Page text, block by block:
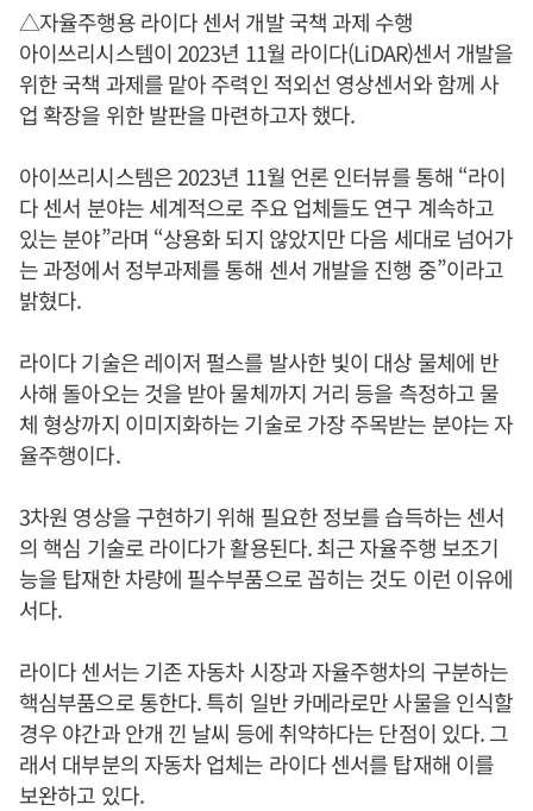
△자율주행용 라이다 센서 개발 국책 과제 수행
아이쓰리시스템이 2023년 11월 라이다(LiDAR)센서 개발을
위한 국책 과제를 맡아 주력인 적외선 영상센서와 함께 사
업 확장을 위한 발판을 마련하고자 했다.
아이쓰리시스템은 2023년 11월 언론 인터뷰를 통해 “라이
다 센서 분야는 세계적으로 주요 업체들도 연구 계속하고
있는 분야”라며 “상용화 되지 않았지만 다음 세대로 넘어가
는 과정에서 정부과제를 통해 센서 개발을 진행 중”이라고
밝혔다.
라이다 기술은 레이저 펄스를 발사한 빛이 대상 물체에 반
사해 돌아오는 것을 받아 물체까지 거리 등을 측정하고 물
체 형상까지 이미지화하는 기술로 가장 주목받는 분야는 자
율주행이다.
3차원 영상을 구현하기 위해 필요한 정보를 습득하는 센서
의 핵심 기술로 라이다가 활용된다. 최근 자율주행 보조기
능을 탑재한 차량에 필수부품으로 꼽히는 것도 이런 이유에
서다.
라이다 센서는 기존 자동차 시장과 자율주행차의 구분하는
핵심부품으로 통한다. 특히 일반 카메라로만 사물을 인식할
경우 야간과 안개 낀 날씨 등에 취약하다는 단점이 있다. 그
래서 대부분의 자동차 업체는 라이다 센서를 탑재해 이를
보완하고 있다.